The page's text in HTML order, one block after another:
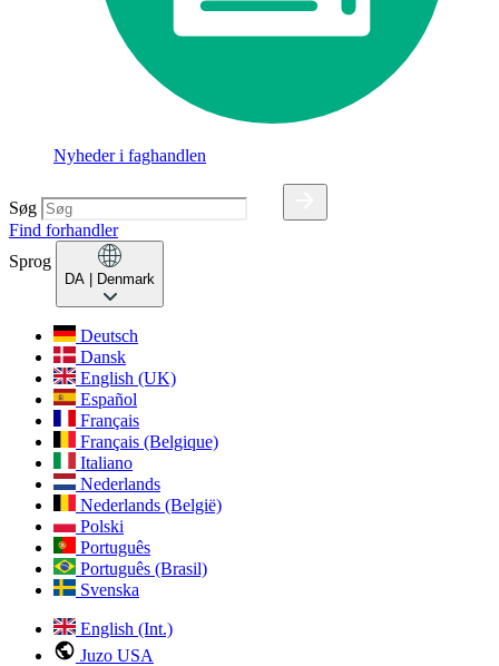
Nyheder i faghandlen
Søg
Find forhandler
Sprog
DA | Denmark
Deutsch
Dansk
English (UK)
Español
Français
Français (Belgique)
Italiano
Nederlands
Nederlands (België)
Polski
Português
Português (Brasil)
Svenska
English (Int.)
Juzo USA